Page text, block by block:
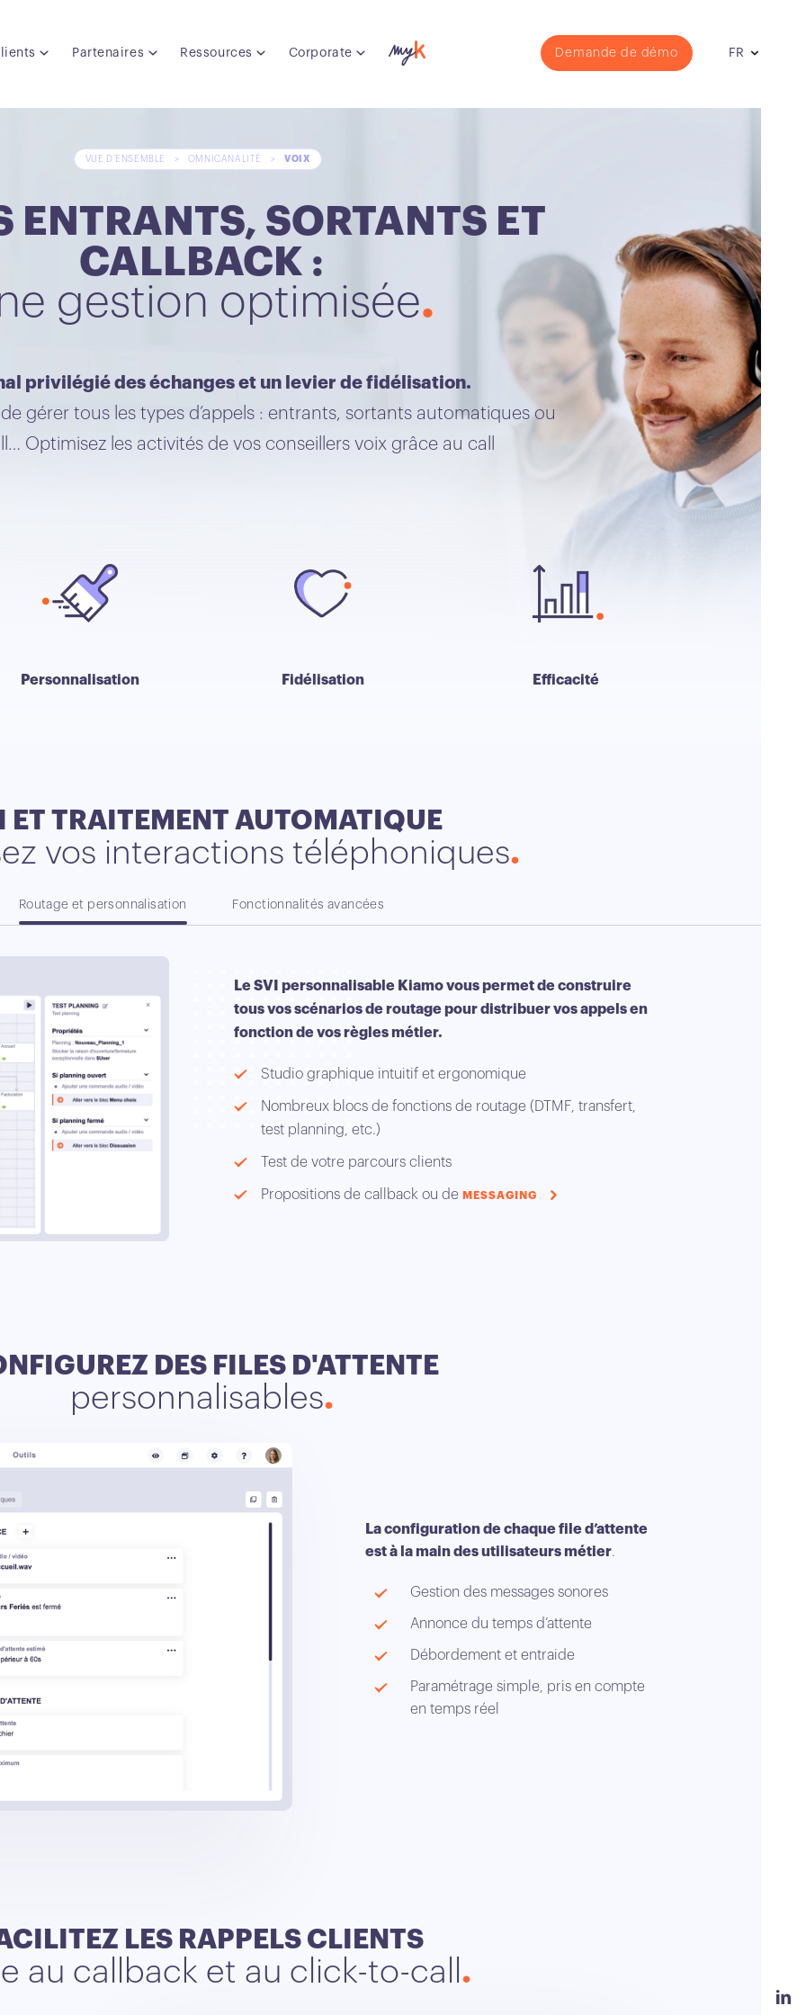
Partenaires Ressources Corporate Demande de démo FR
VUE D’ENSEMBLE > OMNICANALITÉ > VOIX
ENTRANTS, SORTANTS ET
CALLBACK :
gestion optimisée
privilégié des échanges et un levier de fidélisation.
gérer tous les types d’appels : entrants, sortants automatiques ou
Optimisez les activités de vos conseillers voix grâce au call
Personnalisation Fidélisation Efficacité
ET TRAITEMENT AUTOMATIQUE
vos interactions téléphoniques
Le SVI personnalisable Kiamo vous permet de construire
tous vos scénarios de routage pour distribuer vos appels en
fonction de vos règles métier.
Studio graphique intuitif et ergonomique
Nombreux blocs de fonctions de routage (DTMF, transfert,
test planning, etc.)
Test de votre parcours clients
Propositions de callback ou de MESSAGING
Routage et personnalisation Fonctionnalités avancées
DES FILES D'ATTENTE
personnalisables
La configuration de chaque file d’attente
est à la main des utilisateurs métier.
Gestion des messages sonores
Annonce du temps d’attente
Débordement et entraide
Paramétrage simple, pris en compte
en temps réel
LES RAPPELS CLIENTS
au callback et au click-to-call